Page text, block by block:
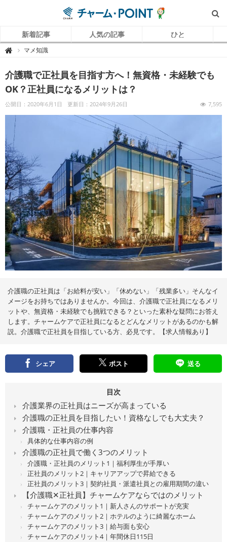
新着記事 人気の記事 ひと
 チ
P
O
I
N
（
ャ
ー
ム
ポ
イ
ン
ト
）
｜
介
護
で
働
く
リ
ア
ル
を
伝
え
る
情
報
メ
デ
ィ
マメ知識
介護職で正社員を目指す方へ！無資格・未経験でも
OK？正社員になるメリットは？
公開日：2020年6月1日 更新日：2024年9月26日 7,595
介護職の正社員は「お給料が安い」「休めない」「残業多い」そんなイ
メージをお持ちではありませんか。今回は、介護職で正社員になるメリ
ットや、無資格・未経験でも挑戦できる？といった素朴な疑問にお答え
します。チャームケアで正社員になるとどんなメリットがあるのかも解
説。介護職で正社員を目指している方、必見です。【求人情報あり】
シェア ポスト 送る
目次
介護業界の正社員はニーズが高まっている
介護職の正社員を目指したい！資格なしでも大丈夫？
介護職・正社員の仕事内容
具体的な仕事内容の例
介護職の正社員で働く3つのメリット
介護職・正社員のメリット1｜福利厚生が手厚い
正社員のメリット2｜キャリアアップで昇給できる
正社員のメリット3｜契約社員・派遣社員との雇用期間の違い
【介護職✕正社員】チャームケアならではのメリット
チャームケアのメリット1｜新人さんのサポートが充実
チャームケアのメリット2｜ホテルのように綺麗なホーム
チャームケアのメリット3｜給与面も安心
チャームケアのメリット4｜年間休日115日